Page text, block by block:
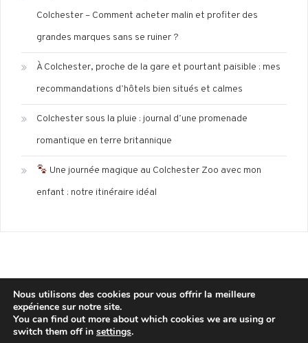
Colchester – Comment acheter malin et profiter des
grandes marques sans se ruiner ?
À Colchester, proche de la gare et pourtant paisible : mes
recommandations d’hôtels bien situés et calmes
Colchester sous la pluie : journal d’une promenade
romantique en terre britannique
Une journée magique au Colchester Zoo avec mon
enfant : notre itinéraire idéal
Mentions légales Politique de confidentialité
Nous utilisons des cookies pour vous offrir la meilleure
expérience sur notre site.
You can find out more about which cookies we are using or
switch them off in settings.